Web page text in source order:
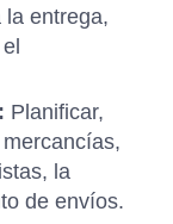
la entrega,
Planificar,
la
de envíos.